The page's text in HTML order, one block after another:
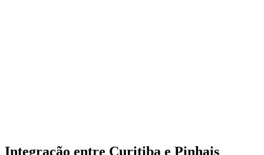
Integração entre Curitiba e Pinhais